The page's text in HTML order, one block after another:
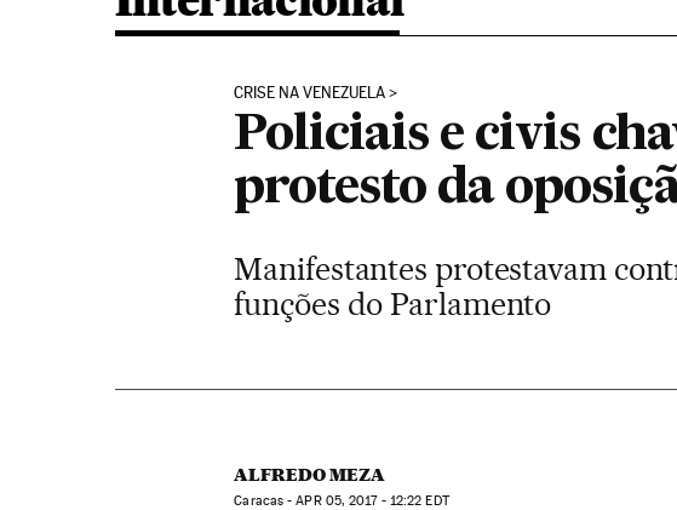
CRISE NA VENEZUELA
Policiais e civis
protesto da
Manifestantes protestavam
funções do Parlamento
ALFREDO MEZA
Caracas -APR05, 2017 - 12:22 EDT